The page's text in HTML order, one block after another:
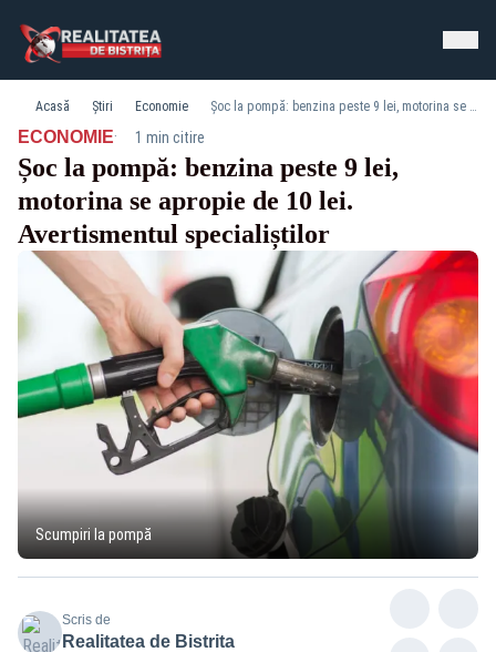
Acasă Știri Economie Șoc la pompă: benzina peste 9 lei, motorina se apropie de 10 lei. Avertismentul specialiștilor
ECONOMIE· 1 min citire
Șoc la pompă: benzina peste 9 lei,
motorina se apropie de 10 lei.
Avertismentul specialiștilor
Scumpiri la pompă
Scris de
Realitatea de Bistrita